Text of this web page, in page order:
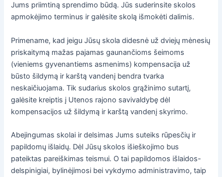
Jums priimtiną sprendimo būdą. Jūs suderinsite skolos
apmokėjimo terminus ir galėsite skolą išmokėti dalimis.
Primename, kad jeigu Jūsų skola didesnė už dviejų mėnesių
priskaitymą mažas pajamas gaunančioms šeimoms
(vieniems gyvenantiems asmenims) kompensacija už
būsto šildymą ir karštą vandenį bendra tvarka
neskaičiuojama. Tik sudarius skolos grąžinimo sutartį,
galėsite kreiptis į Utenos rajono savivaldybę dėl
kompensacijos už šildymą ir karštą vandenį skyrimo.
Abejingumas skolai ir delsimas Jums suteiks rūpesčių ir
papildomų išlaidų. Dėl Jūsų skolos išieškojimo bus
pateiktas pareiškimas teismui. O tai papildomos išlaidos-
delspinigiai, bylinėjimosi bei vykdymo administravimo, taip